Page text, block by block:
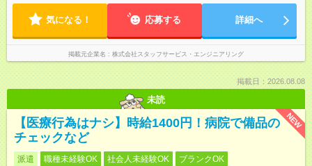
気になる！ 応募する 詳細へ
掲載元企業名 株式会社スタッフサービス・エンジニアリング
掲載日：2026.08.08
未読
NEW
【医療行為はナシ】時給1400円！病院で備品の
チェックなど
派遣 職種未経験OK 社会人未経験OK
ブランクOK